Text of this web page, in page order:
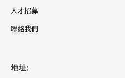
人才招募
聯絡我們
地址: